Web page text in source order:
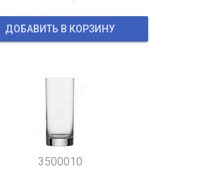
ДОБАВИТЬ В КОРЗИНУ
3500010